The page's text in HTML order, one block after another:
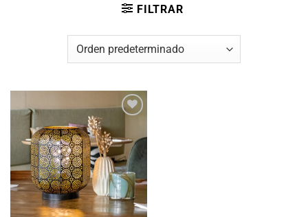
FILTRAR
lista
de
deseos